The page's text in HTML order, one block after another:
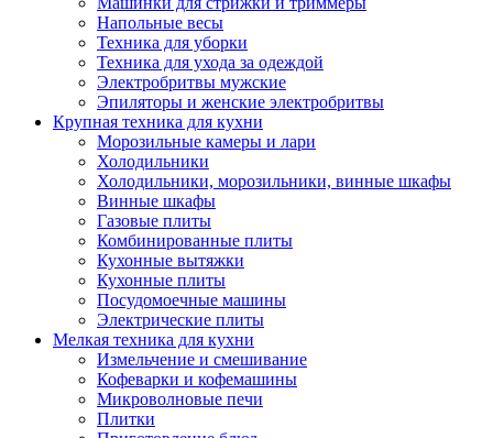
Напольные весы
Техника для уборки
Техника для ухода за одеждой
Электробритвы мужские
Эпиляторы и женские электробритвы
Крупная техника для кухни
Морозильные камеры и лари
Холодильники
Холодильники, морозильники, винные шкафы
Винные шкафы
Газовые плиты
Комбинированные плиты
Кухонные вытяжки
Кухонные плиты
Посудомоечные машины
Электрические плиты
Мелкая техника для кухни
Измельчение и смешивание
Кофеварки и кофемашины
Микроволновые печи
Плитки